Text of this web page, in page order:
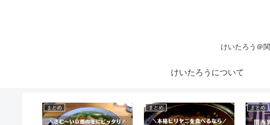
けいたろう＠
けいたろうについて
まとめ まとめ まとめ